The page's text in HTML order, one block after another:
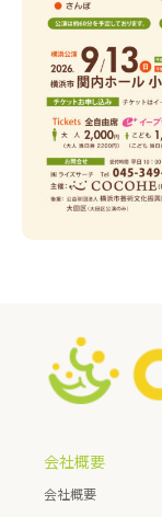
会社概要
会社概要